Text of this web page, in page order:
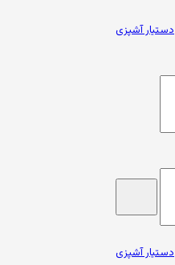
دستیار آشپزی
دستیار آشپزی